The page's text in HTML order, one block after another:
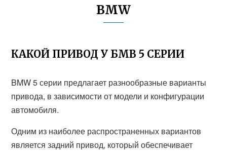
BMW
КАКОЙ ПРИВОД У БМВ 5 СЕРИИ
BMW 5 серии предлагает разнообразные варианты
привода, в зависимости от модели и конфигурации
автомобиля.
Одним из наиболее распространенных вариантов
является задний привод, который обеспечивает